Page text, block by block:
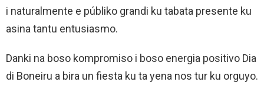
i naturalmente e públiko grandi ku tabata presente ku
asina tantu entusiasmo.
Danki na boso kompromiso i boso energia positivo Dia
di Boneiru a bira un fiesta ku ta yena nos tur ku orguyo.